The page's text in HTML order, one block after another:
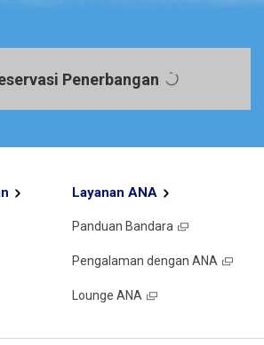
Penerbangan
Layanan ANA
Panduan Bandara
Pengalaman dengan ANA
Lounge ANA